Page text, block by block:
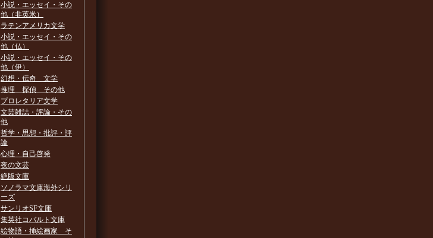
小説・エッセイ・その
他（非英米）
ラテンアメリカ文学
小説・エッセイ・その
他（仏）
小説・エッセイ・その
他（伊）
幻想・伝奇 文学
推理 探偵 その他
プロレタリア文学
文芸雑誌・評論・その
他
哲学・思想・批評・評
論
心理・自己啓発
夜の文芸
絶版文庫
ソノラマ文庫海外シリ
ーズ
サンリオSF文庫
集英社コバルト文庫
絵物語・挿絵画家 そ